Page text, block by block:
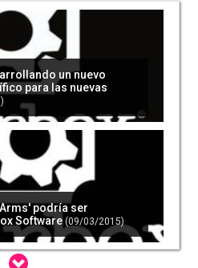
un nuevo
para las nuevas
podría ser
Software (09/03/2015)